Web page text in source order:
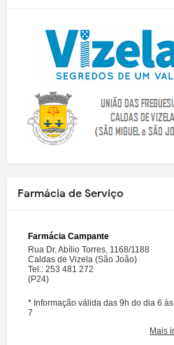
Farmácia de Serviço